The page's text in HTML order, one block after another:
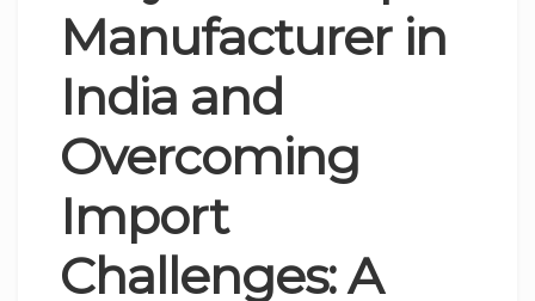
Manufacturer in
India and
Overcoming
Import
Challenges: A